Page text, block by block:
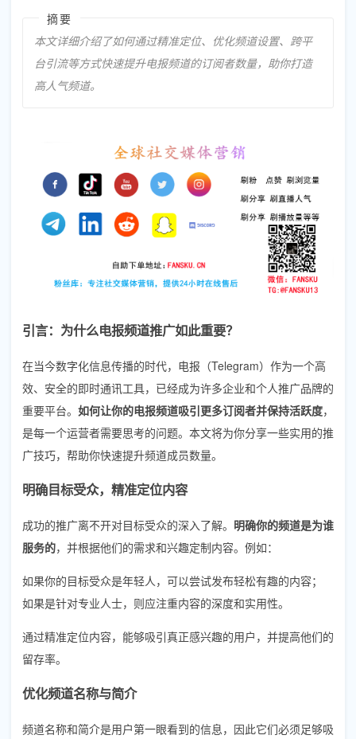
摘要
本文详细介绍了如何通过精准定位、优化频道设置、跨平
台引流等方式快速提升电报频道的订阅者数量，助你打造
高人气频道。
引言：为什么电报频道推广如此重要？
在当今数字化信息传播的时代，电报（Telegram）作为一个高
效、安全的即时通讯工具，已经成为许多企业和个人推广品牌的
重要平台。 如何让你的电报频道吸引更多订阅者并保持活跃度，
是每一个运营者需要思考的问题。本文将为你分享一些实用的推
广技巧，帮助你快速提升频道成员数量。
明确目标受众，精准定位内容
成功的推广离不开对目标受众的深入了解。 明确你的频道是为谁
服务的，并根据他们的需求和兴趣定制内容。例如：
如果你的目标受众是年轻人，可以尝试发布轻松有趣的内容；
如果是针对专业人士，则应注重内容的深度和实用性。
通过精准定位内容，能够吸引真正感兴趣的用户，并提高他们的
留存率。
优化频道名称与简介
频道名称和简介是用户第一眼看到的信息，因此它们必须足够吸